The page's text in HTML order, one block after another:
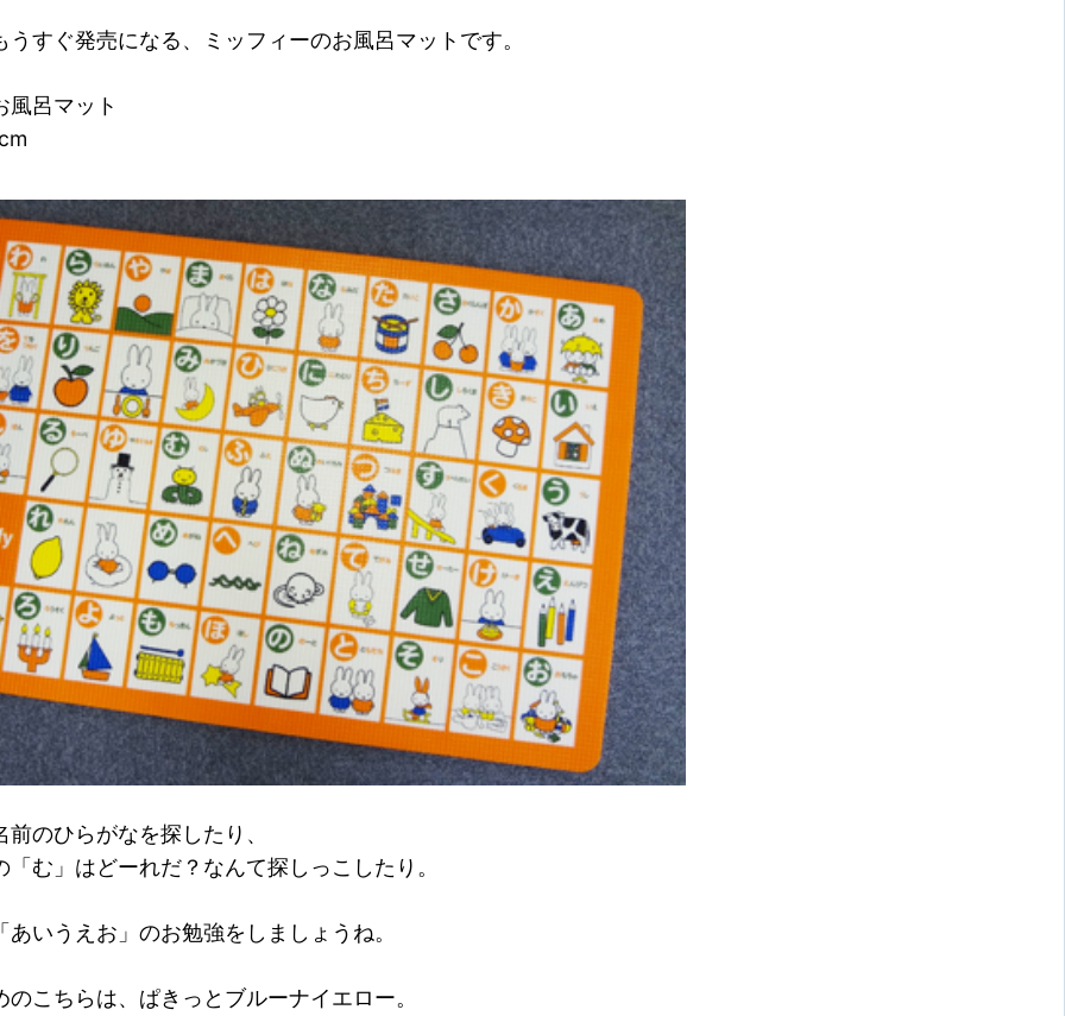
うすぐ発売になる、ミッフィーのお風呂マットです。
風呂マット
前のひらがなを探したり、
「む」はどーれだ？なんて探しっこしたり。
あいうえお」のお勉強をしましょうね。
のこちらは、ぱきっとブルーナイエロー。